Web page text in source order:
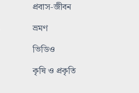
প্রবাস-জীবন
ভ্রমণ
ভিডিও
কৃষি ও প্রকৃতি